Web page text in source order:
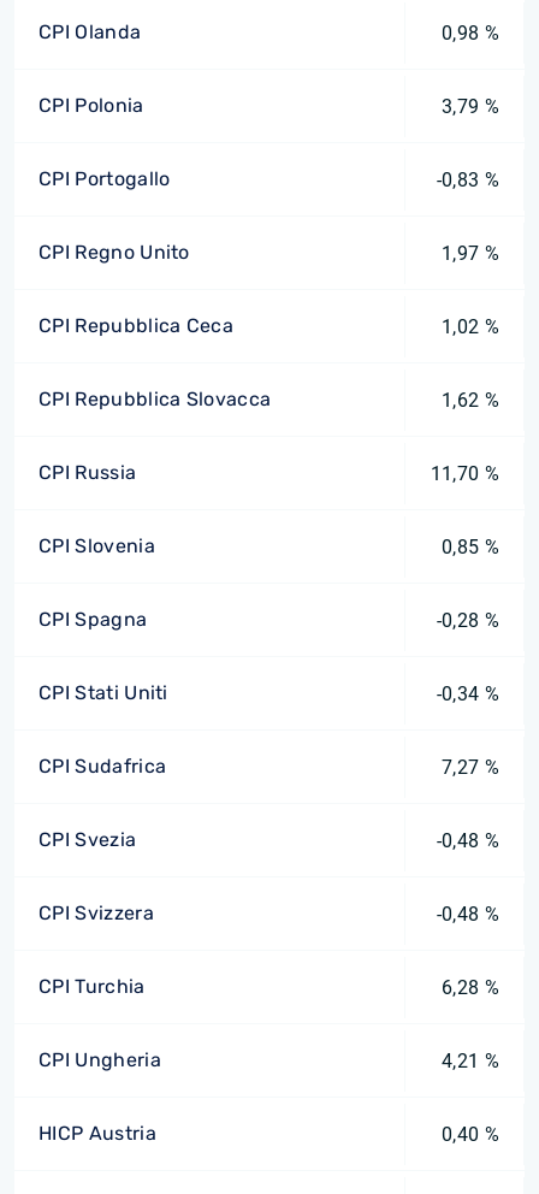
CPI Olanda 0,98 %
CPI Polonia 3,79 %
CPI Portogallo -0,83 %
CPI Regno Unito 1,97 %
CPI Repubblica Ceca 1,02 %
CPI Repubblica Slovacca 1,62 %
CPI Russia 11,70 %
CPI Slovenia 0,85 %
CPI Spagna -0,28 %
CPI Stati Uniti -0,34 %
CPI Sudafrica 7,27 %
CPI Svezia -0,48 %
CPI Svizzera -0,48 %
CPI Turchia 6,28 %
CPI Ungheria 4,21 %
HICP Austria 0,40 %